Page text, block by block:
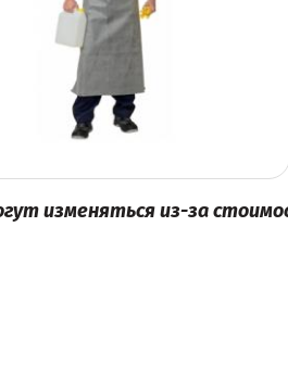
изменяться из-за